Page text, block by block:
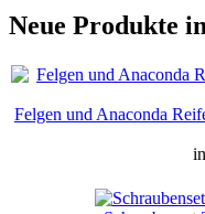
Neue Produkte
Felgen und Anaconda